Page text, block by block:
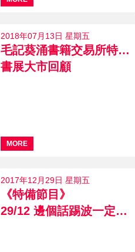
2018年07月13日 星期五
毛記葵涌書籍交易所特約：
書展大市回顧
MORE
2017年12月29日 星期五
《特備節目》
29/12 邊個話踢波一定要用腳